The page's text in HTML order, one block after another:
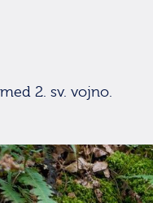
2. sv. vojno.